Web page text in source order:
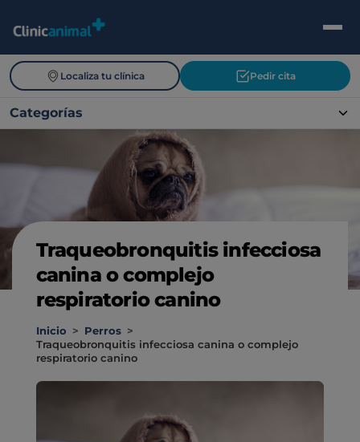
Localiza tu clínica Pedir cita
Categorías
Traqueobronquitis infecciosa
canina o complejo
respiratorio canino
Inicio > Perros >
Traqueobronquitis infecciosa canina o complejo
respiratorio canino